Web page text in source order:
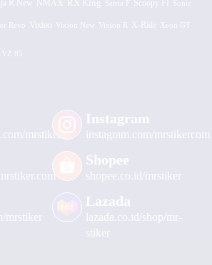
R New NMAX RX King Satria F Scoopy FI Sonic
Revo Vixion Vixion New Vixion R X-Ride Xeon GT
YZ 85
mrstiker
Instagram
instagram.com/mrstikercom
Shopee
shopee.co.id/mrstiker
mrstiker
Lazada
lazada.co.id/shop/mr-
stiker